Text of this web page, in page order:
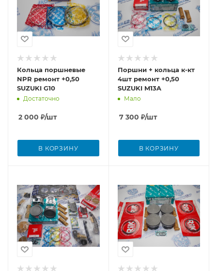
Кольца поршневые
NPR ремонт +0,50
SUZUKI G10
Достаточно
2 000 ₽/шт
В КОРЗИНУ
Поршни + кольца к-кт
4шт ремонт +0,50
SUZUKI M13A
Мало
7 300 ₽/шт
В КОРЗИНУ